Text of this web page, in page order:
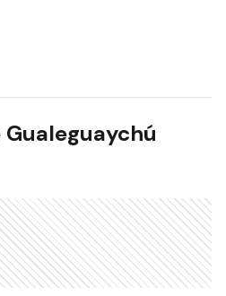
Gualeguaychú